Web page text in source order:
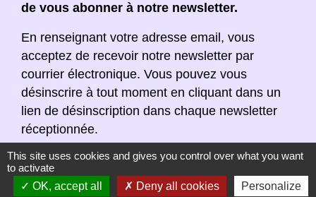
de vous abonner à notre newsletter.
En renseignant votre adresse email, vous
acceptez de recevoir notre newsletter par
courrier électronique. Vous pouvez vous
désinscrire à tout moment en cliquant dans un
lien de désinscription dans chaque newsletter
réceptionnée.
This site uses cookies and gives you control over what you want
to activate
OK, accept all
Deny all cookies Personalize